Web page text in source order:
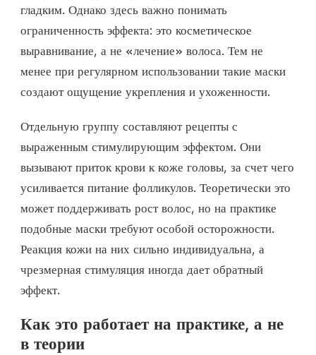
гладким. Однако здесь важно понимать
ограниченность эффекта: это косметическое
выравнивание, а не «лечение» волоса. Тем не
менее при регулярном использовании такие маски
создают ощущение укрепления и ухоженности.
Отдельную группу составляют рецепты с
выраженным стимулирующим эффектом. Они
вызывают приток крови к коже головы, за счет чего
усиливается питание фолликулов. Теоретически это
может поддерживать рост волос, но на практике
подобные маски требуют особой осторожности.
Реакция кожи на них сильно индивидуальна, а
чрезмерная стимуляция иногда дает обратный
эффект.
Как это работает на практике, а не
в теории